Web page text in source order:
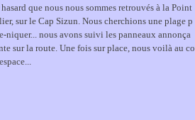
que nous nous sommes retrouvés à la Point
sur le Cap Sizun. Nous cherchions une plage p
niquer... nous avons suivi les panneaux annonça
sur la route. Une fois sur place, nous voilà au co